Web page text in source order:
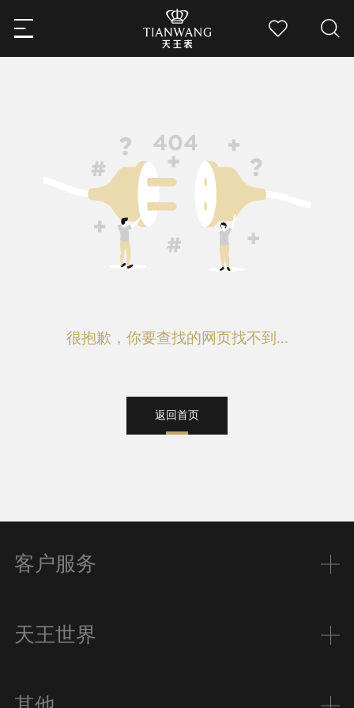
很抱歉，你要查找的网页找不到...
返回首页
客户服务
天王世界